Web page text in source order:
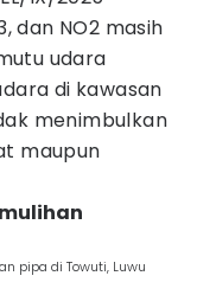
dan NO2 masih
udara
di kawasan
menimbulkan
maupun
pipa di Towuti, Luwu